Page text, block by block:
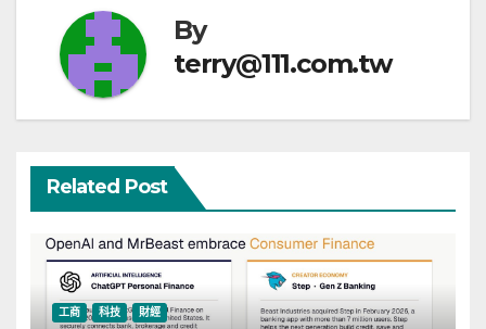
By
terry@111.com.tw
Related Post
工商 科技 財經